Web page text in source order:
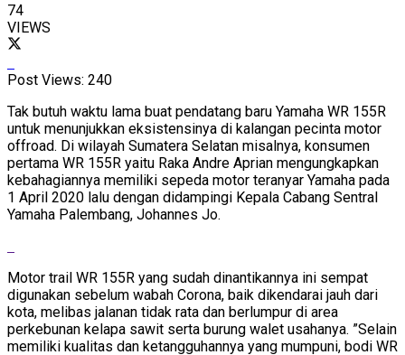
74
VIEWS
Post Views: 240
Tak butuh waktu lama buat pendatang baru Yamaha WR 155R
untuk menunjukkan eksistensinya di kalangan pecinta motor
offroad. Di wilayah Sumatera Selatan misalnya, konsumen
pertama WR 155R yaitu Raka Andre Aprian mengungkapkan
kebahagiannya memiliki sepeda motor teranyar Yamaha pada
1 April 2020 lalu dengan didampingi Kepala Cabang Sentral
Yamaha Palembang, Johannes Jo.
Motor trail WR 155R yang sudah dinantikannya ini sempat
digunakan sebelum wabah Corona, baik dikendarai jauh dari
kota, melibas jalanan tidak rata dan berlumpur di area
perkebunan kelapa sawit serta burung walet usahanya. ”Selain
memiliki kualitas dan ketangguhannya yang mumpuni, bodi WR